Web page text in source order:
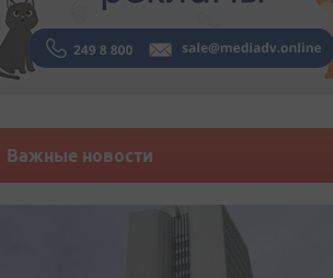
Важные новости